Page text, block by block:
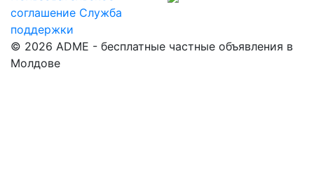
соглашение Служба
поддержки
© 2026 ADME - бесплатные частные объявления в
Молдове